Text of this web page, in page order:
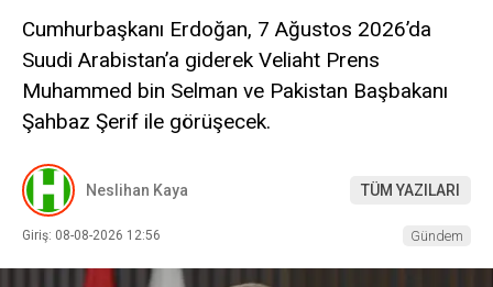
Cumhurbaşkanı Erdoğan, 7 Ağustos 2026’da
Suudi Arabistan’a giderek Veliaht Prens
Muhammed bin Selman ve Pakistan Başbakanı
Şahbaz Şerif ile görüşecek.
Neslihan Kaya TÜM YAZILARI
Giriş: 08-08-2026 12:56 Gündem